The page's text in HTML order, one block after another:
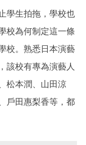
學生拍拖，學校也
校為何制定這一條
校。熟悉日本演藝
該校有專為演藝人
松本潤、山田涼
戶田惠梨香等，都